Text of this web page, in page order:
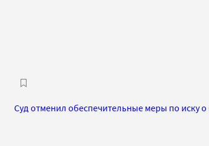
Суд отменил обеспечительные меры по иску о